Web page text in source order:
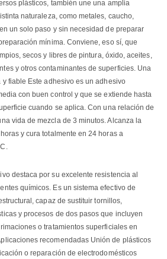
plásticos, también une una amplia
naturaleza, como metales, caucho,
un solo paso y sin necesidad de preparar
mínima. Conviene, eso sí, que
secos y libres de pintura, óxido, aceites,
y otros contaminantes de superficies. Una
fiable Este adhesivo es un adhesivo
con buen control y que se extiende hasta
cuando se aplica. Con una relación de
vida de mezcla de 3 minutos. Alcanza la
y cura totalmente en 24 horas a
destaca por su excelente resistencia al
químicos. Es un sistema efectivo de
capaz de sustituir tornillos,
y procesos de dos pasos que incluyen
o tratamientos superficiales en
recomendadas Unión de plásticos
o reparación de electrodomésticos